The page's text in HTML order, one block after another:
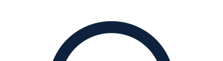
We zetten ons in voor het verspreiden van
lichtpuntjes en mentale bewustwording